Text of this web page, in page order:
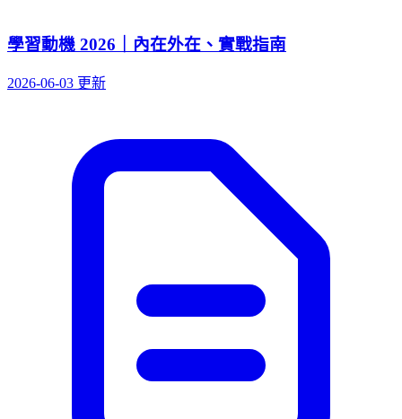
學習動機 2026｜內在外在、實戰指南
2026-06-03 更新